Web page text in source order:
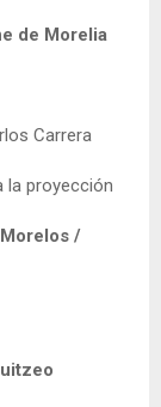
de Morelia
Carrera
la proyección
/